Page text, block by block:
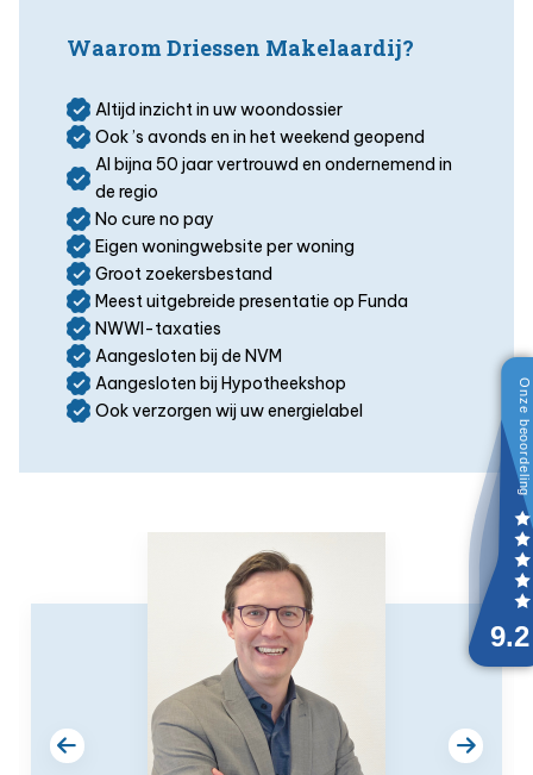
Waarom Driessen Makelaardij?
Altijd inzicht in uw woondossier
Ook ’s avonds en in het weekend geopend
Al bijna 50 jaar vertrouwd en ondernemend in
de regio
No cure no pay
Eigen woningwebsite per woning
Groot zoekersbestand
Meest uitgebreide presentatie op Funda
NWWI-taxaties
Aangesloten bij de NVM
Aangesloten bij Hypotheekshop
Ook verzorgen wij uw energielabel